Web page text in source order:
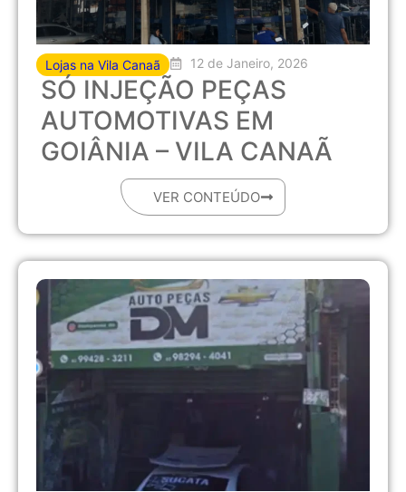
Lojas na Vila Canaã 12 de Janeiro, 2026
SÓ INJEÇÃO PEÇAS
AUTOMOTIVAS EM
GOIÂNIA – VILA CANAÃ
VER CONTEÚDO